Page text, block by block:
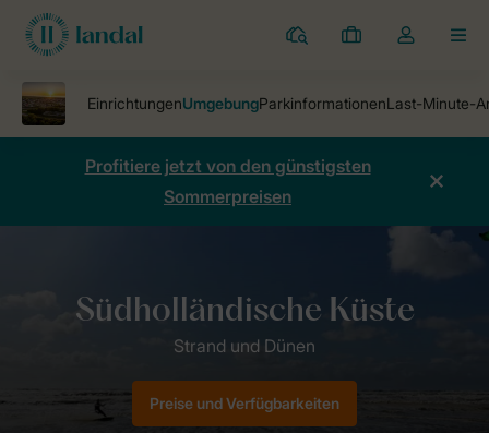
Ferienparks
Meine
Dropdown-
öffnen
Profitiere jetzt von den günstigsten
Sommerpreisen
Preise und Verfügbarkeiten